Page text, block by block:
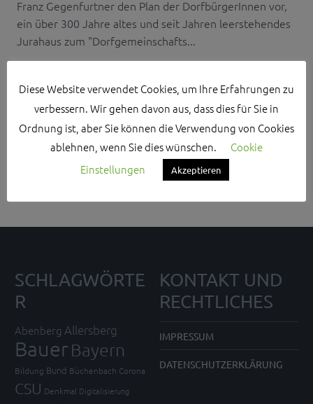
Franz Gegenfurtner den Plan der DorfbürgerInnen vor,
ein über 300 Jahre altes und seit Jahren leerstehendes
Jurahaus zum "Dorfgemeinschafts...
Search Sidebar Widget Area
Please login and add some widgets to this widget area.
SCHLAGWÖRTE
R
Abenberg Allersberg
Bauer Bayern
Bildung Bund Büchenbach Corona
CSU Denkmal Digitalisierung
KONTAKT UND
RECHTLICHES
IMPRESSUM
DATENSCHUTZERKLÄRUNG
Diese Website verwendet Cookies, um Ihre Erfahrungen zu
verbessern. Wir gehen davon aus, dass dies für Sie in
Ordnung ist, aber Sie können die Verwendung von Cookies
ablehnen, wenn Sie dies wünschen.
Cookie
Einstellungen
Akzeptieren